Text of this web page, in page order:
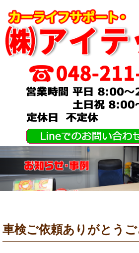
車検ご依頼ありがとう